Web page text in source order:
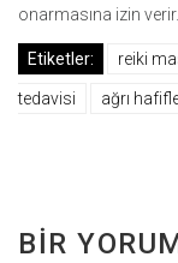
onarmasına izin
Etiketler: reiki
tedavisi ağrı
BIR